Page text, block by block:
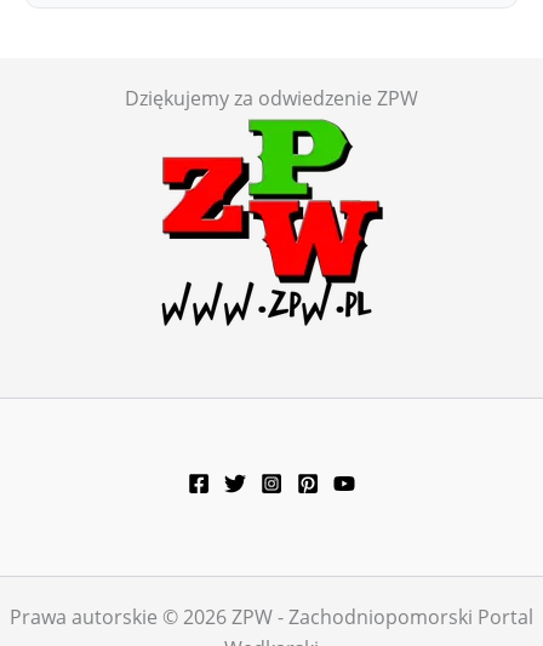
Dziękujemy za odwiedzenie ZPW
Prawa autorskie © 2026 ZPW - Zachodniopomorski Portal